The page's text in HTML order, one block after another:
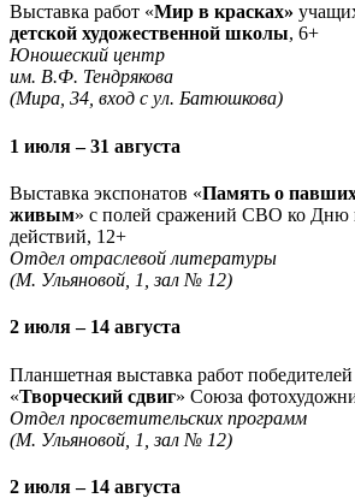
Выставка работ «Мир в красках»
детской художественной школы, 6+
Юношеский центр
им. В.Ф. Тендрякова
(Мира, 34, вход с ул. Батюшкова)
1 июля – 31 августа
Выставка экспонатов «Память о
живым» с полей сражений СВО ко Дню
действий, 12+
Отдел отраслевой литературы
(М. Ульяновой, 1, зал № 12)
2 июля – 14 августа
Планшетная выставка работ
«Творческий сдвиг» Союза
Отдел просветительских программ
(М. Ульяновой, 1, зал № 12)
2 июля – 14 августа